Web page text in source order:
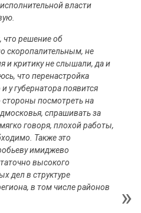
власти
что решение об
скоропалительным, не
и критику не слышали, да и
что перенастройка
у губернатора появится
посмотреть на
спрашивать за
говоря, плохой работы,
Также это
имиджево
высокого
дел в структуре
в том числе районов